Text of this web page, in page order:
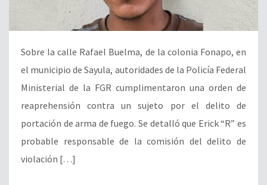
Sobre la calle Rafael Buelma, de la colonia Fonapo, en
el municipio de Sayula, autoridades de la Policía Federal
Ministerial de la FGR cumplimentaron una orden de
reaprehensión contra un sujeto por el delito de
portación de arma de fuego. Se detalló que Erick “R” es
probable responsable de la comisión del delito de
violación […]